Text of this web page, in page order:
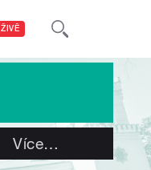
ŽIVĚ
Více…